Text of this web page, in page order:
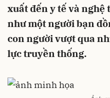
xuất đến y tế và nghệ
như một người bạn
con người vượt qua
lực truyền thống.